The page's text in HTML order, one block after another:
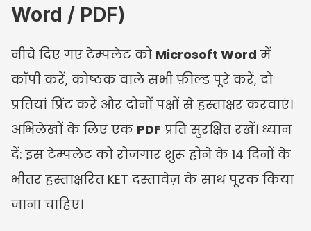
Word / PDF)
नीचे दिए गए टेम्पलेट को Microsoft Word में
कॉपी करें, कोष्ठक वाले सभी फ़ील्ड पूरे करें, दो
प्रतियां प्रिंट करें और दोनों पक्षों से हस्ताक्षर करवाएं।
अभिलेखों के लिए एक PDF प्रति सुरक्षित रखें। ध्यान
दें: इस टेम्पलेट को रोजगार शुरू होने के 14 दिनों के
भीतर हस्ताक्षरित KET दस्तावेज़ के साथ पूरक किया
जाना चाहिए।